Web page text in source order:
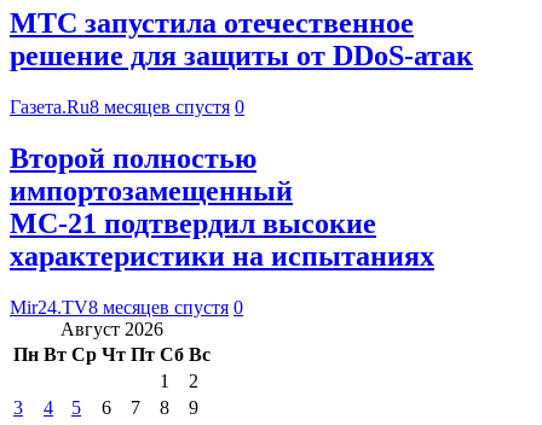
МТС запустила отечественное
решение для защиты от DDoS-атак
Газета.Ru8 месяцев спустя 0
Второй полностью
импортозамещенный
МС-21 подтвердил высокие
характеристики на испытаниях
Mir24.TV8 месяцев спустя 0
Август 2026
Пн Вт Ср Чт Пт Сб Вс
1
2
3
4 5 6 7 8
9